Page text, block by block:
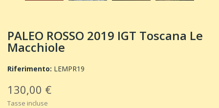
PALEO ROSSO 2019 IGT Toscana Le
Macchiole
Riferimento: LEMPR19
130,00 €
Tasse incluse